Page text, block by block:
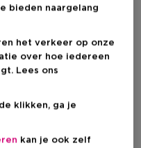
bieden naargelang
het verkeer op onze
over hoe iedereen
Lees ons
klikken, ga je
kan je ook zelf